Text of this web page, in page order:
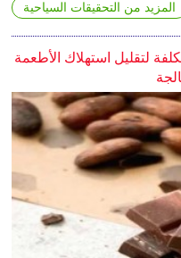
المزيد من التحقيقات السياحية
لتقليل استهلاك الأطعمة